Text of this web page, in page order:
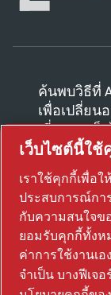
ค้นพบวิธีที่
เพื่อเปลี่ยน
เยี่ยมชมเว็บ
ส่วนหนึ่งของ
ตั้งค่าก
© 2026 Copyright.
เว็บไซต์นี้ใช้
เราใช้คุกกี้เพื่อ
ประสบการณ์กา
กับความสนใจข
ยอมรับคุกกี้ทั้งห
ค่าการใช้งานเ
จำเป็น บางฟีเจ